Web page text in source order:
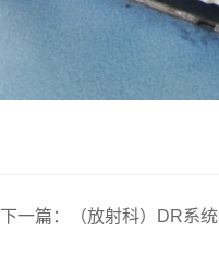
下一篇：（放射科）DR系统